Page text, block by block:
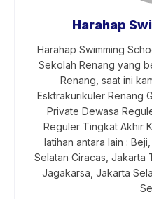
Harahap
Harahap Swimming
Sekolah Renang yang
Renang, saat ini
Esktrakurikuler Renang
Private Dewasa
Reguler Tingkat Akhir
latihan antara lain :
Selatan Ciracas, Jakarta
Jagakarsa, Jakarta